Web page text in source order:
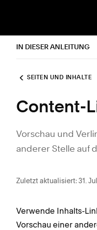
IN DIESER ANLEITUNG
SEITEN UND INHALTE
Content-
Vorschau und
anderer Stelle auf
Zuletzt aktualisiert: 31.
Verwende Inhalts-
Vorschau einer